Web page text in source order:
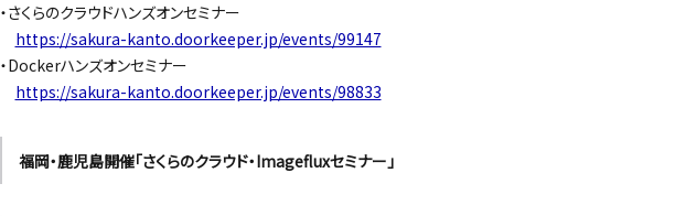
・さくらのクラウドハンズオンセミナー
https://sakura-kanto.doorkeeper.jp/events/99147
・Dockerハンズオンセミナー
https://sakura-kanto.doorkeeper.jp/events/98833
福岡・鹿児島開催「さくらのクラウド・Imagefluxセミナー」